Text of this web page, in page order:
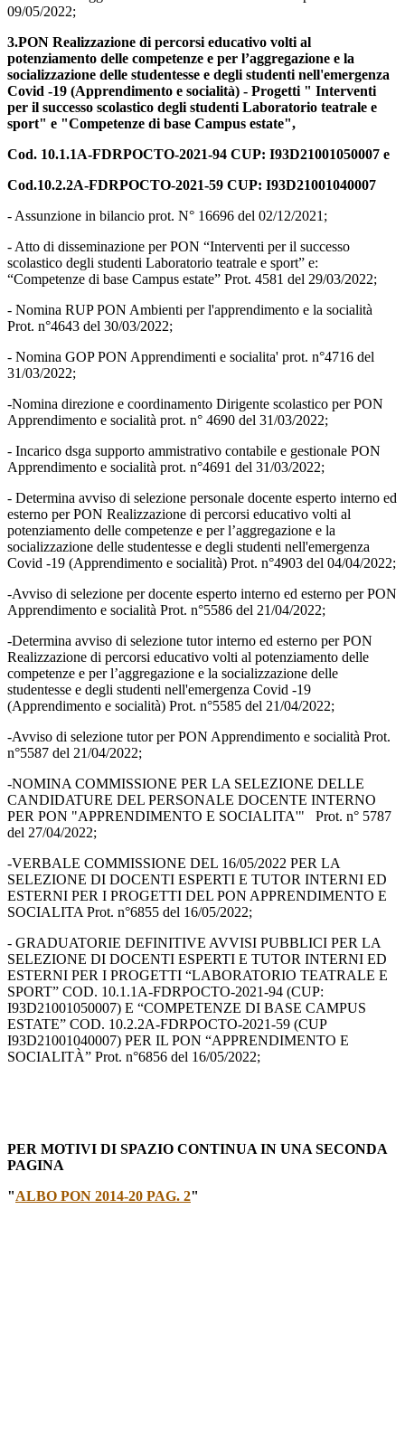
09/05/2022;
3.PON Realizzazione di percorsi educativo volti al
potenziamento delle competenze e per l’aggregazione e la
socializzazione delle studentesse e degli studenti nell'emergenza
Covid -19 (Apprendimento e socialità) - Progetti " Interventi
per il successo scolastico degli studenti Laboratorio teatrale e
sport" e "Competenze di base Campus estate",
Cod. 10.1.1A-FDRPOCTO-2021-94 CUP: I93D21001050007 e
Cod.10.2.2A-FDRPOCTO-2021-59 CUP: I93D21001040007
- Assunzione in bilancio prot. N° 16696 del 02/12/2021;
- Atto di disseminazione per PON “Interventi per il successo
scolastico degli studenti Laboratorio teatrale e sport” e:
“Competenze di base Campus estate” Prot. 4581 del 29/03/2022;
- Nomina RUP PON Ambienti per l'apprendimento e la socialità
Prot. n°4643 del 30/03/2022;
- Nomina GOP PON Apprendimenti e socialita' prot. n°4716 del
31/03/2022;
-Nomina direzione e coordinamento Dirigente scolastico per PON
Apprendimento e socialità prot. n° 4690 del 31/03/2022;
- Incarico dsga supporto ammistrativo contabile e gestionale PON
Apprendimento e socialità prot. n°4691 del 31/03/2022;
- Determina avviso di selezione personale docente esperto interno ed
esterno per PON Realizzazione di percorsi educativo volti al
potenziamento delle competenze e per l’aggregazione e la
socializzazione delle studentesse e degli studenti nell'emergenza
Covid -19 (Apprendimento e socialità) Prot. n°4903 del 04/04/2022;
-Avviso di selezione per docente esperto interno ed esterno per PON
Apprendimento e socialità Prot. n°5586 del 21/04/2022;
-Determina avviso di selezione tutor interno ed esterno per PON
Realizzazione di percorsi educativo volti al potenziamento delle
competenze e per l’aggregazione e la socializzazione delle
studentesse e degli studenti nell'emergenza Covid -19
(Apprendimento e socialità) Prot. n°5585 del 21/04/2022;
-Avviso di selezione tutor per PON Apprendimento e socialità Prot.
n°5587 del 21/04/2022;
-NOMINA COMMISSIONE PER LA SELEZIONE DELLE
CANDIDATURE DEL PERSONALE DOCENTE INTERNO
PER PON "APPRENDIMENTO E SOCIALITA'" Prot. n° 5787
del 27/04/2022;
-VERBALE COMMISSIONE DEL 16/05/2022 PER LA
SELEZIONE DI DOCENTI ESPERTI E TUTOR INTERNI ED
ESTERNI PER I PROGETTI DEL PON APPRENDIMENTO E
SOCIALITA Prot. n°6855 del 16/05/2022;
- GRADUATORIE DEFINITIVE AVVISI PUBBLICI PER LA
SELEZIONE DI DOCENTI ESPERTI E TUTOR INTERNI ED
ESTERNI PER I PROGETTI “LABORATORIO TEATRALE E
SPORT” COD. 10.1.1A-FDRPOCTO-2021-94 (CUP:
I93D21001050007) E “COMPETENZE DI BASE CAMPUS
ESTATE” COD. 10.2.2A-FDRPOCTO-2021-59 (CUP
I93D21001040007) PER IL PON “APPRENDIMENTO E
SOCIALITÀ” Prot. n°6856 del 16/05/2022;
PER MOTIVI DI SPAZIO CONTINUA IN UNA SECONDA
PAGINA
"ALBO PON 2014-20 PAG. 2"